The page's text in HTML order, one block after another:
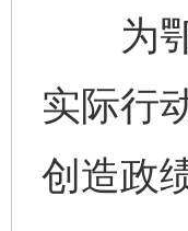
为鄂
实际行
创造政